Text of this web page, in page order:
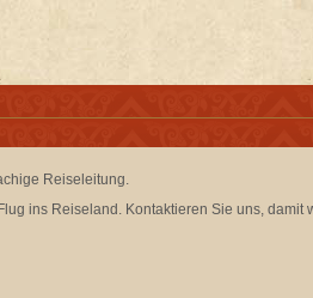
Reiseleitung.
ins Reiseland. Kontaktieren Sie uns, damit